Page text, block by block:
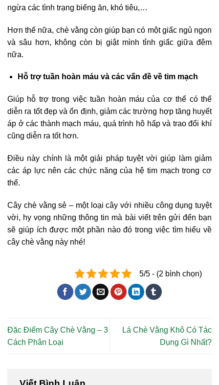
ngừa các tình trạng biếng ăn, khó tiêu,…
Hơn thế nữa, chè vằng còn giúp bạn có một giấc ngủ ngon
và sâu hơn, không còn bị giật mình tỉnh giấc giữa đêm
nữa.
Hỗ trợ tuần hoàn máu và các vấn đề về tim mạch
Giúp hỗ trợ trong việc tuần hoàn máu của cơ thể có thể
diễn ra tốt đẹp và ổn định, giảm các trường hợp tăng huyết
áp ở các thành mạch máu, quá trình hô hấp và trao đổi khí
cũng diễn ra tốt hơn.
Điều này chính là một giải pháp tuyệt vời giúp làm giảm
các áp lực nên các chức năng của hệ tim mạch trong cơ
thể.
Cây chè vằng sẻ – một loại cây với nhiều công dụng tuyệt
vời, hy vọng những thông tin mà bài viết trên gửi đến bạn
sẽ giúp ích được một phần nào đó trong việc tìm hiểu về
cây chè vằng này nhé!
5/5 - (2 bình chọn)
Đặc Điểm Cây Chè Vằng – 3
Cách Phân Loại
Lá Chè Vằng Khô Có Tác
Dụng Gì Nhất?